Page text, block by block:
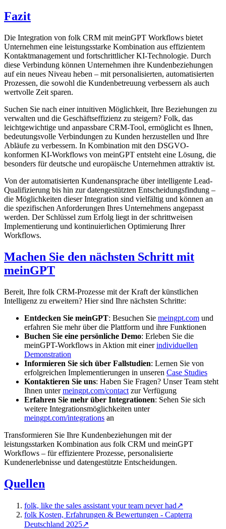
Fazit
Die Integration von folk CRM mit meinGPT Workflows bietet
Unternehmen eine leistungsstarke Kombination aus effizientem
Kontaktmanagement und fortschrittlicher KI-Technologie. Durch
diese Verbindung können Unternehmen ihre Kundenbeziehungen
auf ein neues Niveau heben – mit personalisierten, automatisierten
Prozessen, die sowohl die Kundenbetreuung verbessern als auch
wertvolle Zeit sparen.
Suchen Sie nach einer intuitiven Möglichkeit, Ihre Beziehungen zu
verwalten und die Geschäftseffizienz zu steigern? Folk, das
leichtgewichtige und anpassbare CRM-Tool, ermöglicht es Ihnen,
bedeutungsvolle Verbindungen zu Kunden herzustellen und Ihre
Abläufe zu verbessern. In Kombination mit den DSGVO-
konformen KI-Workflows von meinGPT entsteht eine Lösung, die
besonders für deutsche und europäische Unternehmen attraktiv ist.
Von der automatisierten Kundenansprache über intelligente Lead-
Qualifizierung bis hin zur datengestützten Entscheidungsfindung –
die Möglichkeiten dieser Integration sind vielfältig und können an
die spezifischen Anforderungen Ihres Unternehmens angepasst
werden. Der Schlüssel zum Erfolg liegt in der schrittweisen
Implementierung und kontinuierlichen Optimierung Ihrer
Workflows.
Machen Sie den nächsten Schritt mit
meinGPT
Bereit, Ihre folk CRM-Prozesse mit der Kraft der künstlichen
Intelligenz zu erweitern? Hier sind Ihre nächsten Schritte:
Entdecken Sie meinGPT: Besuchen Sie meingpt.com und
erfahren Sie mehr über die Plattform und ihre Funktionen
Buchen Sie eine persönliche Demo: Erleben Sie die
meinGPT-Workflows in Aktion mit einerindividuellen
Demonstration
Informieren Sie sich über Fallstudien: Lernen Sie von
erfolgreichen Implementierungen in unseren Case Studies
Kontaktieren Sie uns: Haben Sie Fragen? Unser Team steht
Ihnen untermeingpt.com/contact zur Verfügung
Erfahren Sie mehr über Integrationen: Sehen Sie sich
weitere Integrationsmöglichkeiten unter
meingpt.com/integrations an
Transformieren Sie Ihre Kundenbeziehungen mit der
leistungsstarken Kombination aus folk CRM und meinGPT
Workflows – für effizientere Prozesse, personalisierte
Kundenerlebnisse und datengestützte Entscheidungen.
Quellen
folk, like the sales assistant your team never had↗
folk Kosten, Erfahrungen & Bewertungen - Capterra
Deutschland 2025↗